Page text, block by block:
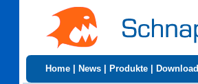
Home News Produkte Download